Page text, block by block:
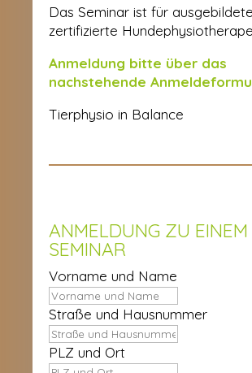
Das Seminar ist für
zertifizierte
Anmeldung bitte über das
nachstehende
Tierphysio in Balance
ANMELDUNG ZU EINEM
SEMINAR
Vorname und Name
Straße und Hausnummer
PLZ und Ort